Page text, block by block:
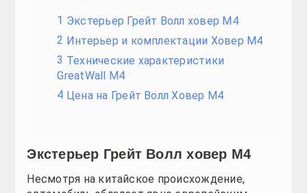
Первое, что бросается в глаза при взгляде на
воздухозаборник. Отличительная черта
счет высокого расположения сразу привлекает
Решетка радиатора закрыта хромированной
Интерьер и комплектации Ховер М4
Что касается вместимости авто, то при первом
комфортно поместятся только 2 человека. Да и
Багажник так же небольшой, в стандартном